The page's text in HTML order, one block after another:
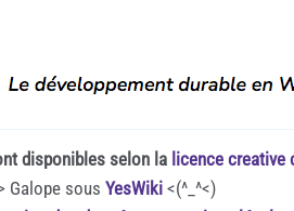
disponibles selon la licence creative
Galope sous YesWiki<(^_^<)